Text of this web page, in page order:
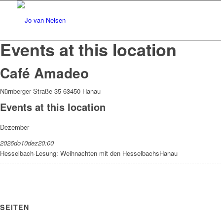
Events at this location
Café Amadeo
Nürnberger Straße 35 63450 Hanau
Events at this location
Dezember
2026do10dez20:00
Hesselbach-Lesung: Weihnachten mit den HesselbachsHanau
SEITEN